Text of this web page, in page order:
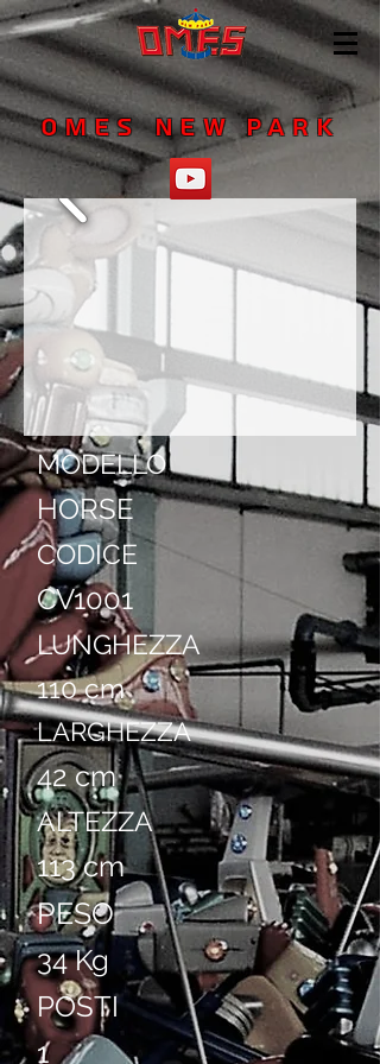
OMES NEW PARK
MODELLO
HORSE
CODICE
CV1001
LUNGHEZZA
110 cm
LARGHEZZA
42 cm
ALTEZZA
113 cm
PESO
34 Kg
POSTI
1